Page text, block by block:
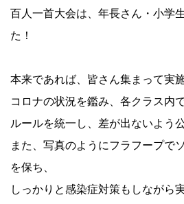
百人一首大会は、年長さん・小学
た！
本来であれば、皆さん集まって実
コロナの状況を鑑み、各クラス内
ルールを統一し、差が出ないよう
また、写真のようにフラフープで
を保ち、
しっかりと感染症対策もしながら